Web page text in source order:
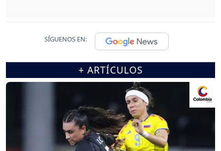
SÍGUENOS EN:
+ ARTÍCULOS